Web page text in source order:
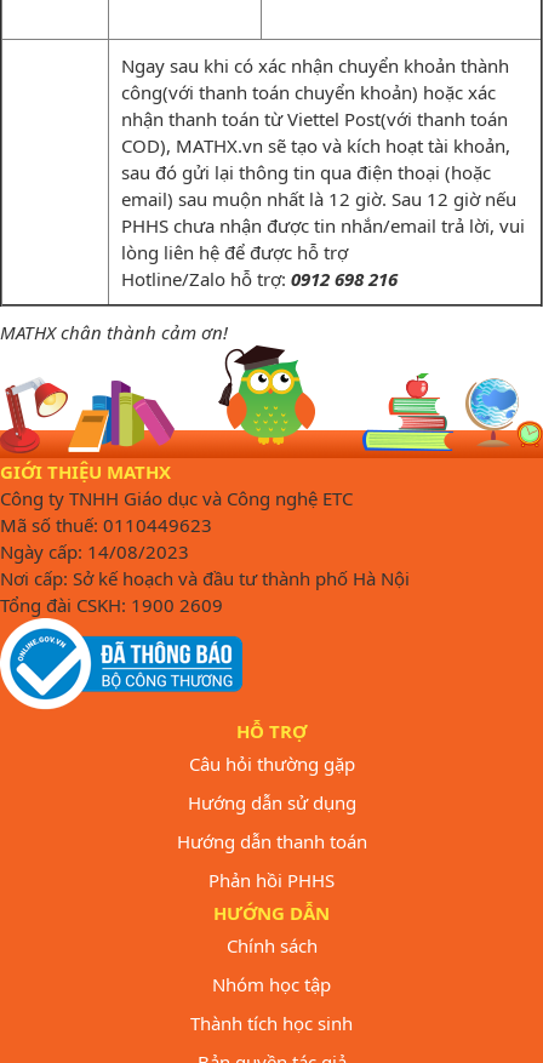
Ngay sau khi có xác nhận chuyển khoản thành
công(với thanh toán chuyển khoản) hoặc xác
nhận thanh toán từ Viettel Post(với thanh toán
COD), MATHX.vn sẽ tạo và kích hoạt tài khoản,
sau đó gửi lại thông tin qua điện thoại (hoặc
email) sau muộn nhất là 12 giờ. Sau 12 giờ nếu
PHHS chưa nhận được tin nhắn/email trả lời, vui
lòng liên hệ để được hỗ trợ
Hotline/Zalo hỗ trợ: 0912 698 216
MATHX chân thành cảm ơn!
GIỚI THIỆU MATHX
Công ty TNHH Giáo dục và Công nghệ ETC
Mã số thuế: 0110449623
Ngày cấp: 14/08/2023
Nơi cấp: Sở kế hoạch và đầu tư thành phố Hà Nội
Tổng đài CSKH: 1900 2609
HỖ TRỢ
Câu hỏi thường gặp
Hướng dẫn sử dụng
Hướng dẫn thanh toán
Phản hồi PHHS
HƯỚNG DẪN
Chính sách
Nhóm học tập
Thành tích học sinh